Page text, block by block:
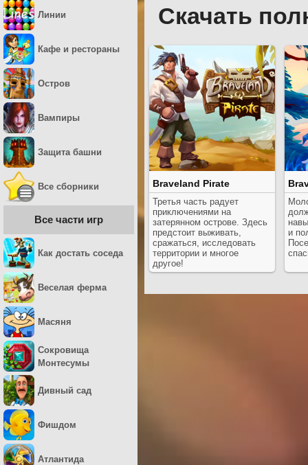
Скачать
Braveland Pirate
Третья часть радует
приключениями на
затерянном острове. Здесь
предстоит выживать,
сражаться, исследовать
территории и многое
другое!
и
Линии
Кафе и рестораны
Остров
Вампиры
Защита башни
Все сборники
Все части игр
Как достать соседа
Веселая ферма
Масяня
Сокровища
Монтесумы
Дивный сад
Фишдом
Атлантида